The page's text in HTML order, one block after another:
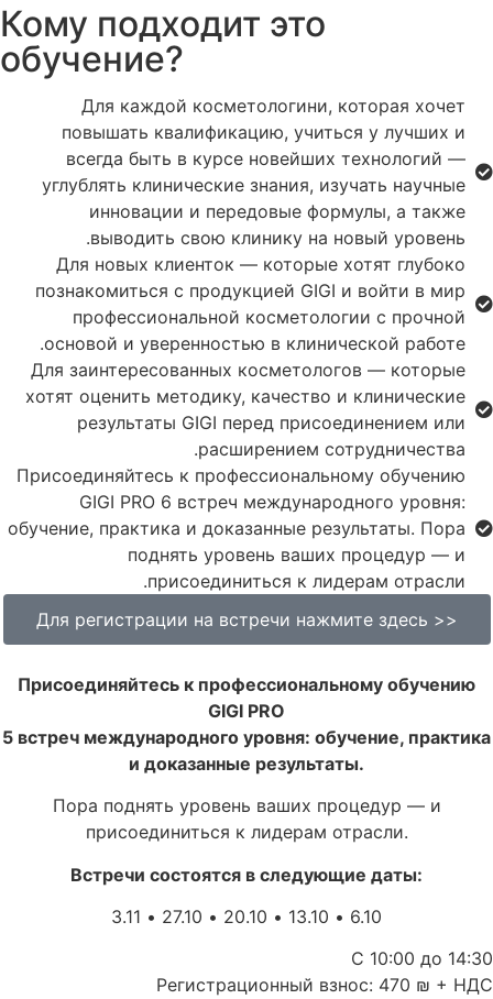
Кому подходит это
обучение?
Для каждой косметологини, которая хочет
повышать квалификацию, учиться у лучших и
всегда быть в курсе новейших технологий —
углублять клинические знания, изучать научные
инновации и передовые формулы, а также
выводить свою клинику на новый уровень.
Для новых клиенток — которые хотят глубоко
познакомиться с продукцией GIGI и войти в мир
профессиональной косметологии с прочной
основой и уверенностью в клинической работе.
Для заинтересованных косметологов — которые
хотят оценить методику, качество и клинические
результаты GIGI перед присоединением или
расширением сотрудничества.
Присоединяйтесь к профессиональному обучению
GIGI PRO 6 встреч международного уровня:
обучение, практика и доказанные результаты. Пора
поднять уровень ваших процедур — и
присоединиться к лидерам отрасли.
<< Для регистрации на встречи нажмите здесь
Присоединяйтесь к профессиональному обучению
GIGI PRO
5 встреч международного уровня: обучение, практика
и доказанные результаты.
Пора поднять уровень ваших процедур — и
присоединиться к лидерам отрасли.
Встречи состоятся в следующие даты:
6.10 • 13.10 • 20.10 • 27.10 • 3.11
С 10:00 до 14:30
Регистрационный взнос: 470 ₪ + НДС